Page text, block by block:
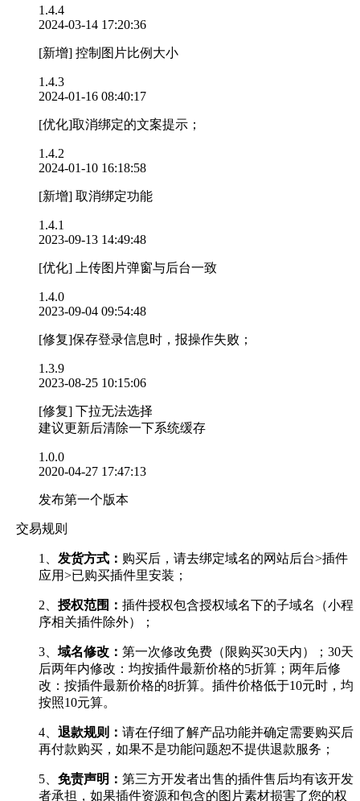
1.4.4
2024-03-14 17:20:36
[新增] 控制图片比例大小
1.4.3
2024-01-16 08:40:17
[优化]取消绑定的文案提示；
1.4.2
2024-01-10 16:18:58
[新增] 取消绑定功能
1.4.1
2023-09-13 14:49:48
[优化] 上传图片弹窗与后台一致
1.4.0
2023-09-04 09:54:48
[修复]保存登录信息时，报操作失败；
1.3.9
2023-08-25 10:15:06
[修复] 下拉无法选择
建议更新后清除一下系统缓存
1.0.0
2020-04-27 17:47:13
发布第一个版本
交易规则
1、 发货方式： 购买后，请去绑定域名的网站后台>插件
应用>已购买插件里安装；
2、 授权范围： 插件授权包含授权域名下的子域名（小程
序相关插件除外）；
3、 域名修改： 第一次修改免费（限购买30天内）；30天
后两年内修改：均按插件最新价格的5折算；两年后修
改：按插件最新价格的8折算。插件价格低于10元时，均
按照10元算。
4、 退款规则： 请在仔细了解产品功能并确定需要购买后
再付款购买，如果不是功能问题恕不提供退款服务；
5、 免责声明： 第三方开发者出售的插件售后均有该开发
者承担，如果插件资源和包含的图片素材损害了您的权